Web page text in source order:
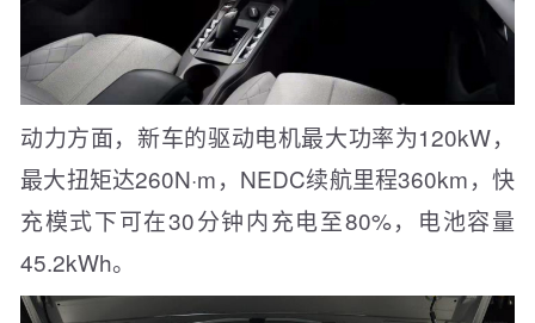
动力方面，新车的驱动电机最大功率为120kW，
最大扭矩达260N·m，NEDC续航里程360km，快
充模式下可在30分钟内充电至80%，电池容量
45.2kWh。